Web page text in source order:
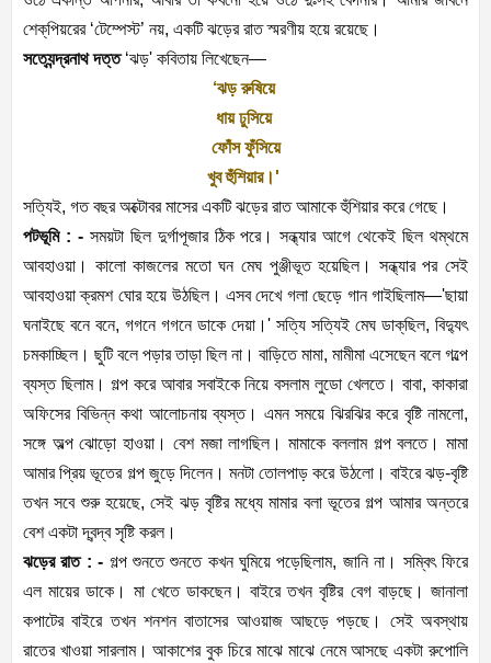
শেক্‌পিয়রের ‘টেম্পেস্ট’ নয়, একটি ঝড়ের রাত স্মরণীয় হয়ে রয়েছে।
সত্যেন্দ্রনাথ দত্ত‘ঝড়' কবিতায় লিখেছেন—
‘ঝড় রুষিয়ে
ধায় ঢুসিয়ে
ফোঁস ফুঁসিয়ে
খুব হুঁশিয়ার।'
সত্যিই, গত বছর অক্টোবর মাসের একটি ঝড়ের রাত আমাকে হুঁশিয়ার করে গেছে।
পটভূমি : -সময়টা ছিল দুর্গাপূজার ঠিক পরে। সন্ধ্যার আগে থেকেই ছিল থম্‌থমে
আবহাওয়া। কালো কাজলের মতো ঘন মেঘ পুঞ্জীভূত হয়েছিল। সন্ধ্যার পর সেই
আবহাওয়া ক্রমশ ঘোর হয়ে উঠছিল। এসব দেখে গলা ছেড়ে গান গাইছিলাম—'ছায়া
ঘনাইছে বনে বনে, গগনে গগনে ডাকে দেয়া।' সত্যি সত্যিই মেঘ ডাক্‌ছিল, বিদ্যুৎ
চমকাচ্ছিল। ছুটি বলে পড়ার তাড়া ছিল না। বাড়িতে মামা, মামীমা এসেছেন বলে গল্পে
ব্যস্ত ছিলাম। গল্প করে আবার সবাইকে নিয়ে বসলাম লুডো খেলতে। বাবা, কাকারা
অফিসের বিভিন্ন কথা আলোচনায় ব্যস্ত। এমন সময়ে ঝিরঝির করে বৃষ্টি নামলো,
সঙ্গে অল্প ঝোড়ো হাওয়া। বেশ মজা লাগছিল। মামাকে বললাম গল্প বলতে। মামা
আমার প্রিয় ভূতের গল্প জুড়ে দিলেন। মনটা তোলপাড় করে উঠলো। বাইরে ঝড়-বৃষ্টি
তখন সবে শুরু হয়েছে, সেই ঝড় বৃষ্টির মধ্যে মামার বলা ভূতের গল্প আমার অন্তরে
বেশ একটা দ্বন্দ্ব সৃষ্টি করল।
ঝড়ের রাত : - গল্প শুনতে শুনতে কখন ঘুমিয়ে পড়েছিলাম, জানি না। সম্বিৎ ফিরে
এল মায়ের ডাকে। মা খেতে ডাকছেন। বাইরে তখন বৃষ্টির বেগ বাড়ছে। জানালা
কপাটের বাইরে তখন শনশন বাতাসের আওয়াজ আছড়ে পড়ছে। সেই অবস্থায়
রাতের খাওয়া সারলাম। আকাশের বুক চিরে মাঝে মাঝে নেমে আসছে একটা রুপোলি